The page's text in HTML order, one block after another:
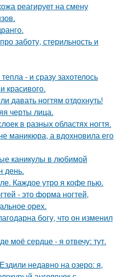
реагирует на смену
заботу, стерильность и
- и сразу захотелось
красивого.
давать ногтям отдохнуть!
черты лица.
в разных областях ногтя.
маникюра, а вдохновила его
каникулы в любимой
день.
Каждое утро я кофе пью.
- это форма ногтей,
орех.
богу, что он изменил
моё сердце - я отвечу: тут.
недавно на озеро: я,